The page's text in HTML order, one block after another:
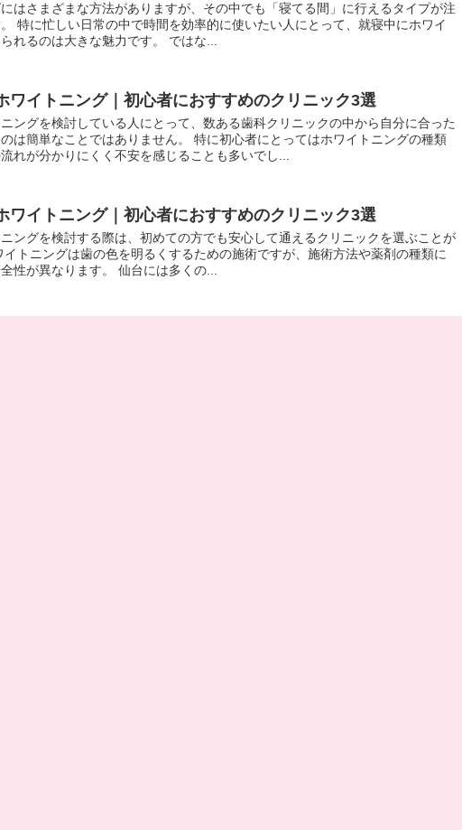
はさまざまな方法がありますが、その中でも「寝てる間」に行えるタイプが注
特に忙しい日常の中で時間を効率的に使いたい人にとって、就寝中にホワイ
れるのは大きな魅力です。 ではな...
ワイトニング｜初心者におすすめのクリニック3選
ングを検討している人にとって、数ある歯科クリニックの中から自分に合った
は簡単なことではありません。 特に初心者にとってはホワイトニングの種類
れが分かりにくく不安を感じることも多いでし...
ワイトニング｜初心者におすすめのクリニック3選
ングを検討する際は、初めての方でも安心して通えるクリニックを選ぶことが
イトニングは歯の色を明るくするための施術ですが、施術方法や薬剤の種類に
性が異なります。 仙台には多くの...